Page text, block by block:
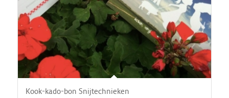
Kook-kado-bon Snijtechnieken